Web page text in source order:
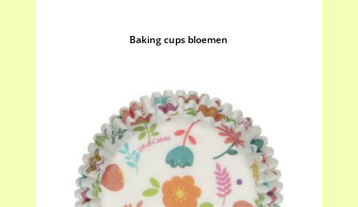
Baking cups bloemen